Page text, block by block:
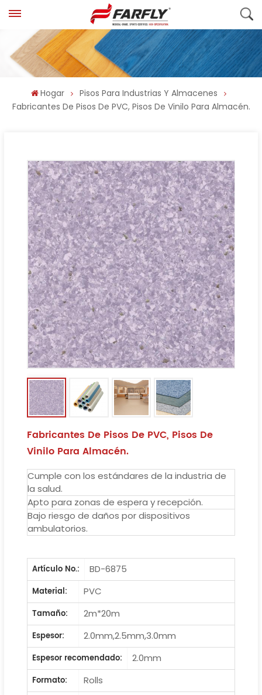
Hogar
Pisos Para Industrias Y Almacenes
Fabricantes De Pisos De PVC, Pisos De Vinilo Para Almacén.
Fabricantes De Pisos De PVC, Pisos De
Vinilo Para Almacén.
Cumple con los estándares de la industria de
la salud.
Apto para zonas de espera y recepción.
Bajo riesgo de daños por dispositivos
ambulatorios.
Artículo No.:
BD-6875
Material:
PVC
Tamaño:
2m*20m
Espesor:
2.0mm,2.5mm,3.0mm
Espesor recomendado:
2.0mm
Formato:
Rolls